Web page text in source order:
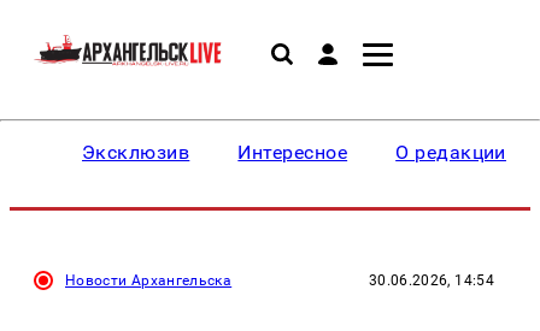
Эксклюзив Интересное О редакции
Новости Архангельска 30.06.2026, 14:54